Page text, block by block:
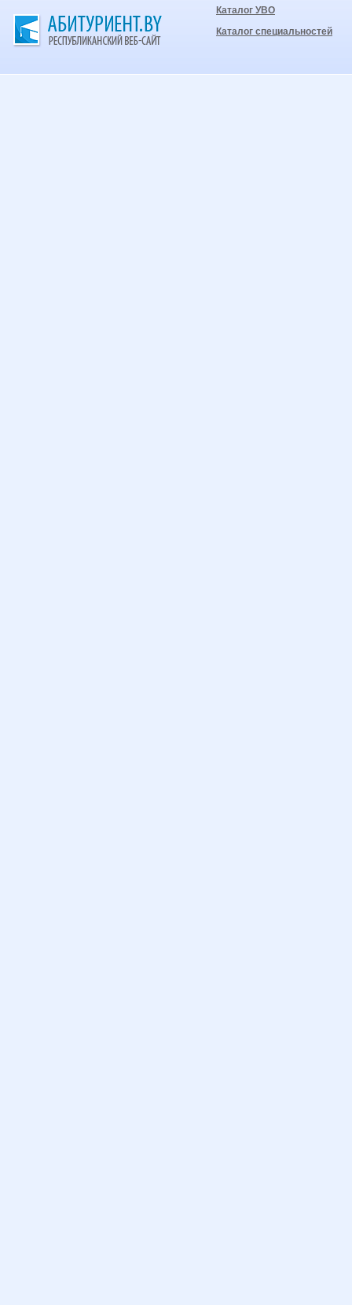
Каталог УВО
Каталог специальностей